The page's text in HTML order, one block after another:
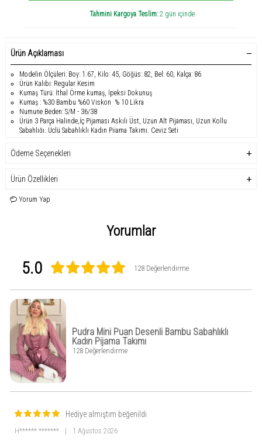
Tahmini Kargoya Teslim:2 gün içinde
Ürün Açıklaması
Modelin Ölçüleri: Boy: 1.67, Kilo: 45, Göğüs: 82, Bel: 60, Kalça: 86
Ürün Kalıbı: Regular Kesim
Kumaş Türü: İthal Örme kumaş, İpeksi Dokunuş
Kumaş : %30 Bambu %60 Viskon % 10 Likra
Numune Beden: S/M - 36/38
Ürün 3 Parça Halinde,İç Pijaması Askılı Üst, Uzun Alt Pijaması, Uzun Kollu
Sabahlığı, Üçlü Sabahlıklı Kadın Pijama Takımı, Çeyiz Seti
tavsiye edilmez.
Bu ithal bambu bambu sabahlıklı kadın pijama takımı, %30 bambu, %60
36/38 bedenleri mevcut olan bu üç parçalı set, askılı iç üst, uzun alt pijama ve
doğal kurutma önerilir, bu da pijama takımının formunu koruyarak uzun süre
kullanım sağlar.
Ödeme Seçenekleri
Ürün Özellikleri
Yorum Yap
Yorumlar
5.0 128 Değerlendirme
Pudra Mini Puan Desenli Bambu Sabahlıklı
Kadın Pijama Takımı
128 Değerlendirme
Hediye almıştım beğenildi
H****** ******* 1 Ağustos 2026